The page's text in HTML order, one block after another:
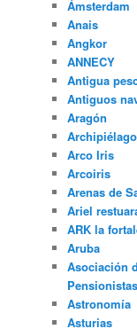
Ámsterdam
Anais
Angkor
ANNECY
Antigua
Antiguos
Aragón
Arco Iris
Arcoiris
Arenas de
Ariel
ARK la
Aruba
Asociación
Astronomía
Asturias